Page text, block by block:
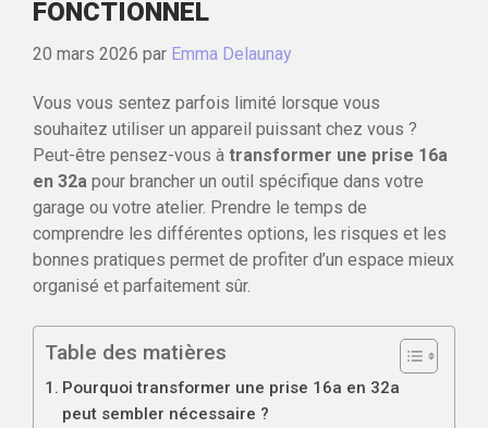
FONCTIONNEL
20 mars 2026 par Emma Delaunay
Vous vous sentez parfois limité lorsque vous
souhaitez utiliser un appareil puissant chez vous ?
Peut-être pensez-vous à transformer une prise 16a
en 32a pour brancher un outil spécifique dans votre
garage ou votre atelier. Prendre le temps de
comprendre les différentes options, les risques et les
bonnes pratiques permet de profiter d’un espace mieux
organisé et parfaitement sûr.
Table des matières
Pourquoi transformer une prise 16a en 32a
peut sembler nécessaire ?